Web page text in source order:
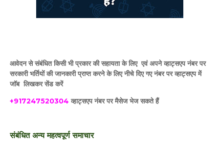
आवेदन से संबंधित किसी भी प्रकार की सहायता के लिए एवं अपने व्हाट्सएप नंबर पर
सरकारी भर्तियों की जानकारी प्राप्त करने के लिए नीचे दिए गए नंबर पर व्हाट्सएप में
जॉब लिखकर सेंड करें
+917247520304 व्हाट्सएप नंबर पर मैसेज भेज सकते हैं
संबंधित अन्य महत्वपूर्ण समाचार